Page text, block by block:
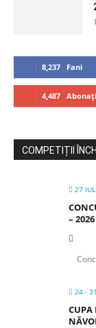
8,237 Fani
4,487 Abonați
COMPETIȚII
27
– 2026
24 -
CUPA